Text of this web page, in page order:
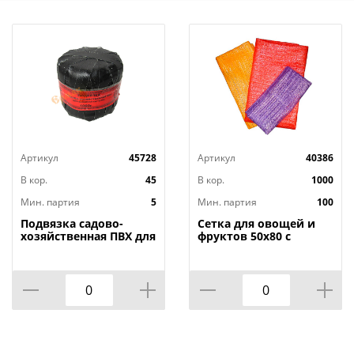
Артикул
45728
В кор.
45
Мин. партия
5
Подвязка садово-
хозяйственная ПВХ для
Артикул
40386
В кор.
1000
Мин. партия
100
Сетка для овощей и
фруктов 50х80 с